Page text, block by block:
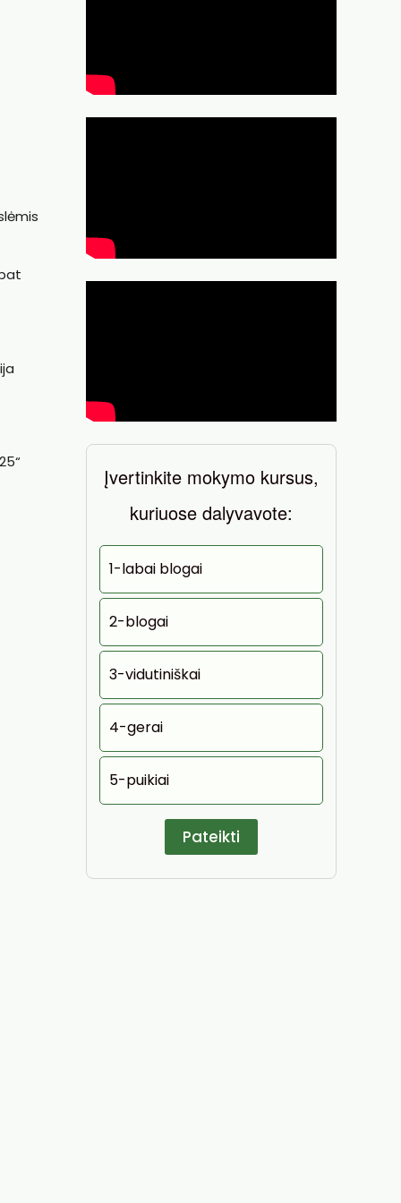
Įvertinkite mokymo kursus,
kuriuose dalyvavote:
1-labai blogai
2-blogai
3-vidutiniškai
4-gerai
5-puikiai